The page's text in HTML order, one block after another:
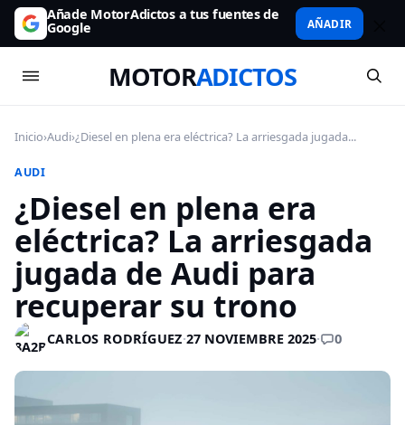
Añade MotorAdictos a tus fuentes de
Google AÑADIR
MOTORADICTOS
Inicio›Audi›¿Diesel en plena era eléctrica? La arriesgada jugada...
AUDI
¿Diesel en plena era
eléctrica? La arriesgada
jugada de Audi para
recuperar su trono
CARLOS RODRÍGUEZ·27 NOVIEMBRE 2025· 0